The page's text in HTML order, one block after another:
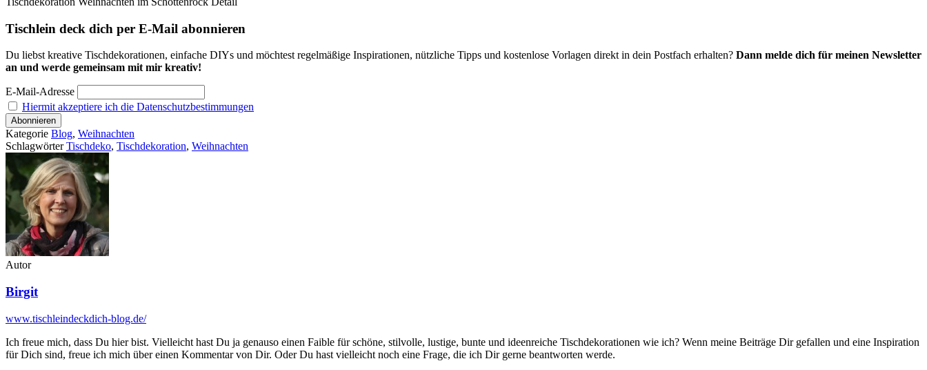
Tischlein deck dich per E-Mail abonnieren
Du liebst kreative Tischdekorationen, einfache DIYs und möchtest regelmäßige Inspirationen, nützliche Tipps und kostenlose Vorlagen direkt in dein Postfach erhalten? Dann melde dich für meinen Newsletter
an und werde gemeinsam mit mir kreativ!
E-Mail-Adresse
Hiermit akzeptiere ich die Datenschutzbestimmungen
Kategorie Blog, Weihnachten
SchlagwörterTischdeko, Tischdekoration, Weihnachten
Autor
Birgit
www.tischleindeckdich-blog.de/
Ich freue mich, dass Du hier bist. Vielleicht hast Du ja genauso einen Faible für schöne, stilvolle, lustige, bunte und ideenreiche Tischdekorationen wie ich? Wenn meine Beiträge Dir gefallen und eine Inspiration
für Dich sind, freue ich mich über einen Kommentar von Dir. Oder Du hast vielleicht noch eine Frage, die ich Dir gerne beantworten werde.